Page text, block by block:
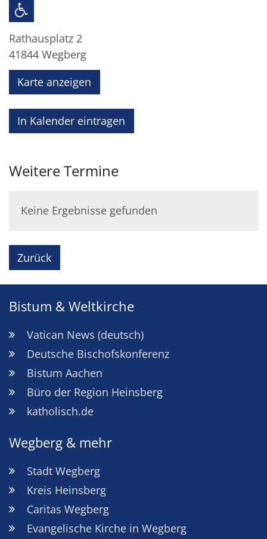
Rathausplatz 2
41844 Wegberg
Karte anzeigen
In Kalender eintragen
Weitere Termine
Keine Ergebnisse gefunden
Zurück
Bistum & Weltkirche
Vatican News (deutsch)
Deutsche Bischofskonferenz
Bistum Aachen
Büro der Region Heinsberg
katholisch.de
Wegberg & mehr
Stadt Wegberg
Kreis Heinsberg
Caritas Wegberg
Evangelische Kirche in Wegberg